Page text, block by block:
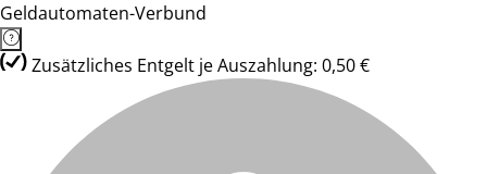
Geldautomaten-Verbund
Zusätzliches Entgelt je Auszahlung: 0,50 €